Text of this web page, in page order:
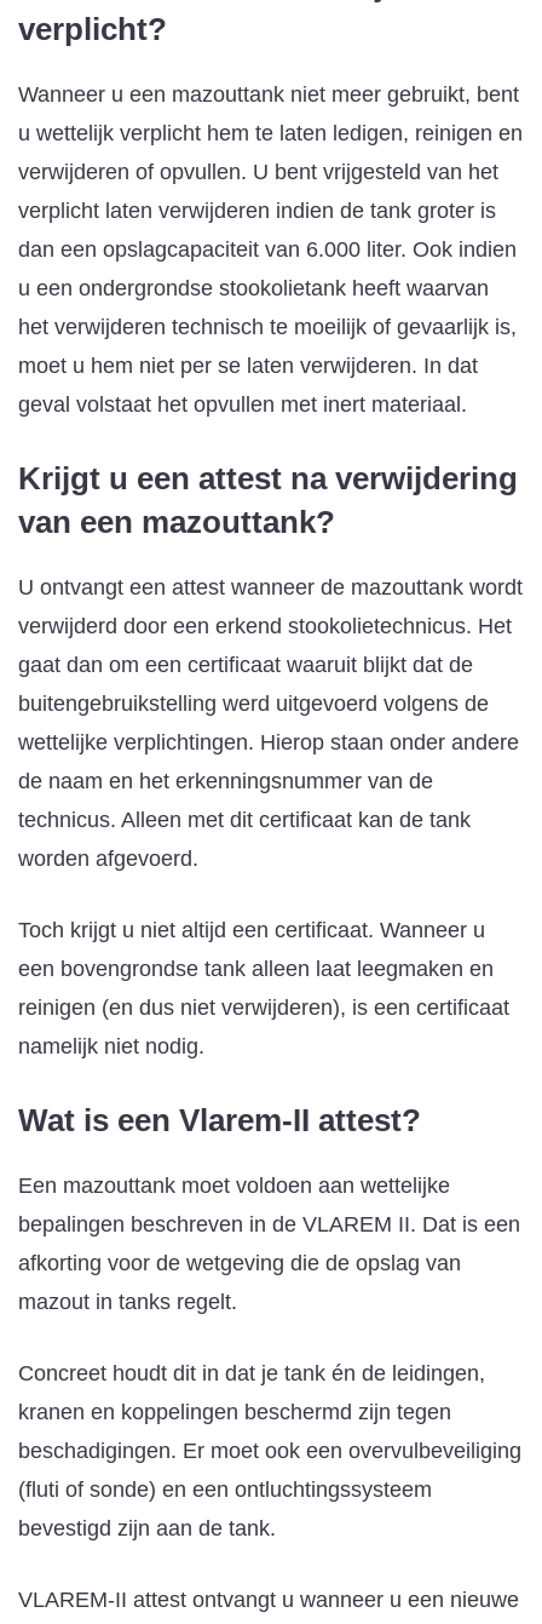
verplicht?
Wanneer u een mazouttank niet meer gebruikt, bent
u wettelijk verplicht hem te laten ledigen, reinigen en
verwijderen of opvullen. U bent vrijgesteld van het
verplicht laten verwijderen indien de tank groter is
dan een opslagcapaciteit van 6.000 liter. Ook indien
u een ondergrondse stookolietank heeft waarvan
het verwijderen technisch te moeilijk of gevaarlijk is,
moet u hem niet per se laten verwijderen. In dat
geval volstaat het opvullen met inert materiaal.
Krijgt u een attest na verwijdering
van een mazouttank?
U ontvangt een attest wanneer de mazouttank wordt
verwijderd door een erkend stookolietechnicus. Het
gaat dan om een certificaat waaruit blijkt dat de
buitengebruikstelling werd uitgevoerd volgens de
wettelijke verplichtingen. Hierop staan onder andere
de naam en het erkenningsnummer van de
technicus. Alleen met dit certificaat kan de tank
worden afgevoerd.
Toch krijgt u niet altijd een certificaat. Wanneer u
een bovengrondse tank alleen laat leegmaken en
reinigen (en dus niet verwijderen), is een certificaat
namelijk niet nodig.
Wat is een Vlarem-II attest?
Een mazouttank moet voldoen aan wettelijke
bepalingen beschreven in de VLAREM II. Dat is een
afkorting voor de wetgeving die de opslag van
mazout in tanks regelt.
Concreet houdt dit in dat je tank én de leidingen,
kranen en koppelingen beschermd zijn tegen
beschadigingen. Er moet ook een overvulbeveiliging
(fluti of sonde) en een ontluchtingssysteem
bevestigd zijn aan de tank.
VLAREM-II attest ontvangt u wanneer u een nieuwe